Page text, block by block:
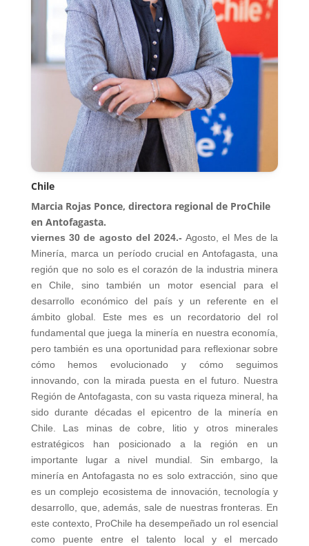
Chile
Marcia Rojas Ponce, directora regional de ProChile
en Antofagasta.
viernes 30 de agosto del 2024.- Agosto, el Mes de la
Minería, marca un período crucial en Antofagasta, una
región que no solo es el corazón de la industria minera
en Chile, sino también un motor esencial para el
desarrollo económico del país y un referente en el
ámbito global. Este mes es un recordatorio del rol
fundamental que juega la minería en nuestra economía,
pero también es una oportunidad para reflexionar sobre
cómo hemos evolucionado y cómo seguimos
innovando, con la mirada puesta en el futuro. Nuestra
Región de Antofagasta, con su vasta riqueza mineral, ha
sido durante décadas el epicentro de la minería en
Chile. Las minas de cobre, litio y otros minerales
estratégicos han posicionado a la región en un
importante lugar a nivel mundial. Sin embargo, la
minería en Antofagasta no es solo extracción, sino que
es un complejo ecosistema de innovación, tecnología y
desarrollo, que, además, sale de nuestras fronteras. En
este contexto, ProChile ha desempeñado un rol esencial
como puente entre el talento local y el mercado